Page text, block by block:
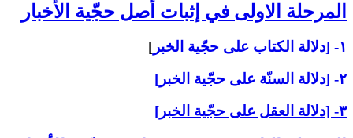
المرحلة الاولى ‏في إثبات أصل حجّية الأخبار
۱- [دلالة الكتاب على حجّية الخبر
]
۲- [دلالة السنّة على حجّية الخبر]
۳- [دلالة العقل على حجّية الخبر]